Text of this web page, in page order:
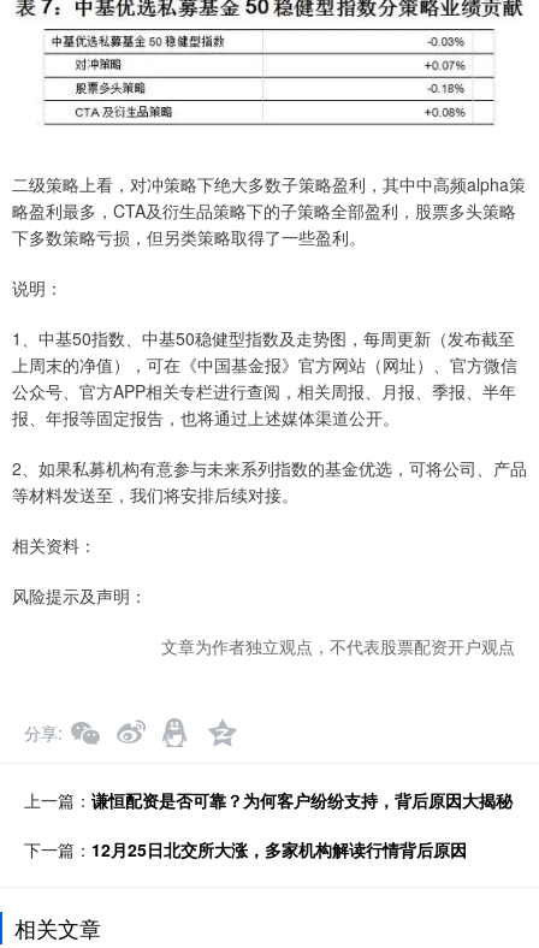
二级策略上看，对冲策略下绝大多数子策略盈利，其中中高频alpha策
略盈利最多，CTA及衍生品策略下的子策略全部盈利，股票多头策略
下多数策略亏损，但另类策略取得了一些盈利。
说明：
1、中基50指数、中基50稳健型指数及走势图，每周更新（发布截至
上周末的净值），可在《中国基金报》官方网站（网址）、官方微信
公众号、官方APP相关专栏进行查阅，相关周报、月报、季报、半年
报、年报等固定报告，也将通过上述媒体渠道公开。
2、如果私募机构有意参与未来系列指数的基金优选，可将公司、产品
等材料发送至，我们将安排后续对接。
相关资料：
风险提示及声明：
文章为作者独立观点，不代表股票配资开户观点
分享
上一篇： 谦恒配资是否可靠？为何客户纷纷支持，背后原因大揭秘
下一篇： 12月25日北交所大涨，多家机构解读行情背后原因
相关文章